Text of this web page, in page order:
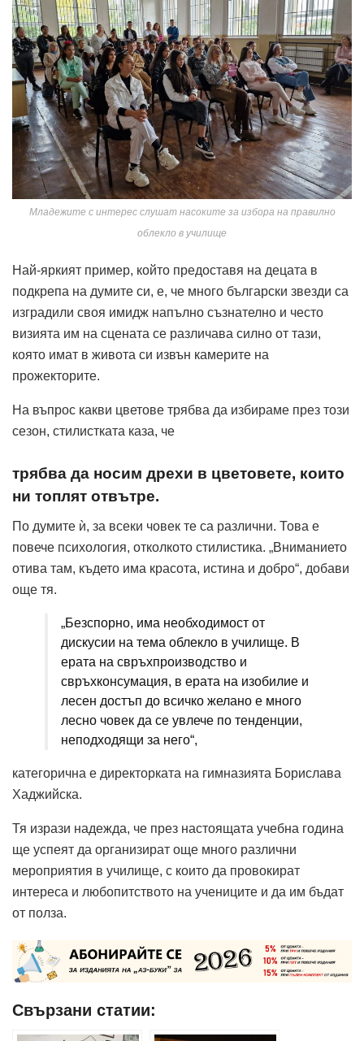
Младежите с интерес слушат насоките за избора на правилно
облекло в училище
Най-яркият пример, който предоставя на децата в
подкрепа на думите си, е, че много български звезди са
изградили своя имидж напълно съзнателно и често
визията им на сцената се различава силно от тази,
която имат в живота си извън камерите на
прожекторите.
На въпрос какви цветове трябва да избираме през този
сезон, стилистката каза, че
трябва да носим дрехи в цветовете, които
ни топлят отвътре.
По думите ѝ, за всеки човек те са различни. Това е
повече психология, отколкото стилистика. „Вниманието
отива там, където има красота, истина и добро“, добави
още тя.
„Безспорно, има необходимост от
дискусии на тема облекло в училище. В
ерата на свръхпроизводство и
свръхконсумация, в ерата на изобилие и
лесен достъп до всичко желано е много
лесно човек да се увлече по тенденции,
неподходящи за него“,
категорична е директорката на гимназията Борислава
Хаджийска.
Тя изрази надежда, че през настоящата учебна година
ще успеят да организират още много различни
мероприятия в училище, с които да провокират
интереса и любопитството на учениците и да им бъдат
от полза.
Свързани статии: